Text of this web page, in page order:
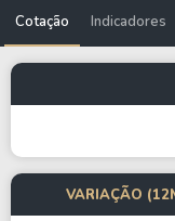
Cotação Indicadores
VARIAÇÃO